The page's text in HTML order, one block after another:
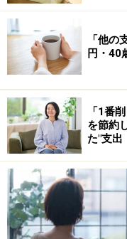
に家計はどのように
に削った支出につい
「他
円・40
「1番
を節約
た"支出